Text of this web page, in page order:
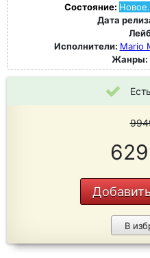
Состояние:
Дата
Исполнители: Mario
Жанры:
В